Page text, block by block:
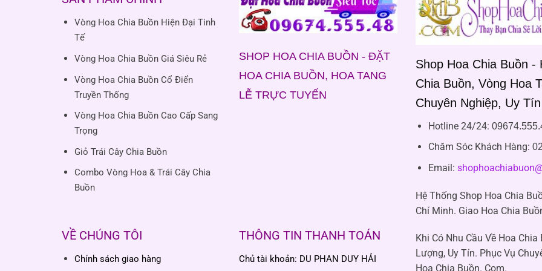
Vòng Hoa Chia Buồn Hiện Đại Tinh
Tế
Vòng Hoa Chia Buồn Giá Siêu Rẻ
Vòng Hoa Chia Buồn Cổ Điển
Truyền Thống
Vòng Hoa Chia Buồn Cao Cấp Sang
Trọng
Giỏ Trái Cây Chia Buồn
Combo Vòng Hoa & Trái Cây Chia
Buồn
SHOP HOA CHIA BUỒN - ĐẶT
HOA CHIA BUỒN, HOA TANG
LỄ TRỰC TUYẾN
VỀ CHÚNG TÔI
Chính sách giao hàng
THÔNG TIN THANH TOÁN
Chủ tài khoản: DU PHAN DUY HẢI
Shop Hoa Chia Buồn -
Chia Buồn, Vòng Hoa
Chuyên Nghiệp, Uy
Hotline 24/24:
Chăm Sóc Khách Hàng:
Email:
Hệ Thống Shop Hoa Chia
Chí Minh. Giao Hoa Chia
Khi Có Nhu Cầu Về Hoa
Lượng, Uy Tín. Phục Vụ
Hoa Chia Buồn. Com.